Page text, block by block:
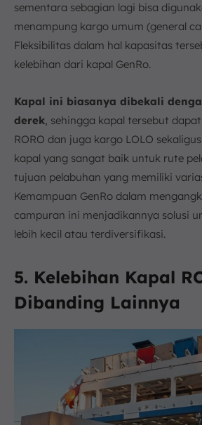
sementara sebagian lagi bisa
menampung kargo umum (general
Fleksibilitas dalam hal kapasitas
kelebihan dari kapal GenRo.
Kapal ini biasanya dibekali
derek, sehingga kapal tersebut
RORO dan juga kargo LOLO
kapal yang sangat baik untuk rute
tujuan pelabuhan yang memiliki
Kemampuan GenRo dalam
campuran ini menjadikannya solusi
lebih kecil atau terdiversifikasi.
5. Kelebihan Kapal
Dibanding Lainnya